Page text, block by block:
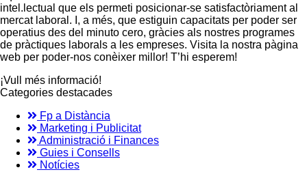
intel.lectual que els permeti posicionar-se satisfactòriament al
mercat laboral. I, a més, que estiguin capacitats per poder ser
operatius des del minuto cero, gràcies als nostres programes
de pràctiques laborals a les empreses. Visita la nostra pàgina
web per poder-nos conèixer millor! T’hi esperem!
¡Vull més informació!
Categories destacades
Fp a Distància
Marketing i Publicitat
Administració i Finances
Guies i Consells
Notícies